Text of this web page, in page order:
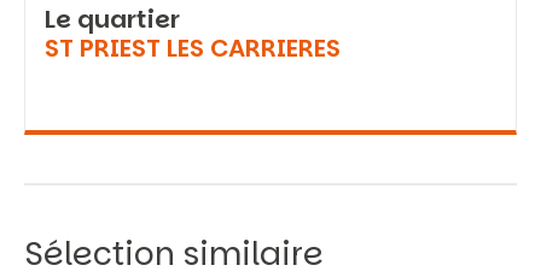
Le quartier
ST PRIEST LES CARRIERES
Sélection similaire